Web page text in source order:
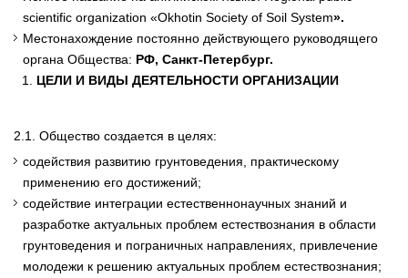
scientific organization «Okhotin Society of Soil System».
Местонахождение постоянно действующего руководящего
органа Общества: РФ, Санкт-Петербург.
ЦЕЛИ И ВИДЫ ДЕЯТЕЛЬНОСТИ ОРГАНИЗАЦИИ
2.1. Общество создается в целях:
содействия развитию грунтоведения, практическому
применению его достижений;
содействие интеграции естественнонаучных знаний и
разработке актуальных проблем естествознания в области
грунтоведения и пограничных направлениях, привлечение
молодежи к решению актуальных проблем естествознания;